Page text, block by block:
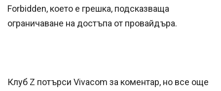
Forbidden, което е грешка, подсказваща
ограничаване на достъпа от провайдъра.
Клуб Z потърси Vivacom за коментар, но все още